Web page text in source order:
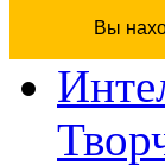
Вы